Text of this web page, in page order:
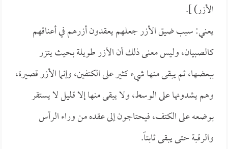
الأزر) ].
يعني: سبب ضيق الأزر جعلهم يعقدون أزرهم في أعناقهم
كالصبيان، وليس معنى ذلك أن الأزر طويلة بحيث يتزر
ببعضها، ثم يبقى منها شيء كثير على الكتفين، وإنما الأزر قصيرة،
وهم يشدونها على الوسط، ولا يبقى منها إلا قليل لا يستقر
بوضعه على الكتف، فيحتاجون إلى عقده من وراء الرأس
والرقبة حتى يبقى ثابتاً.